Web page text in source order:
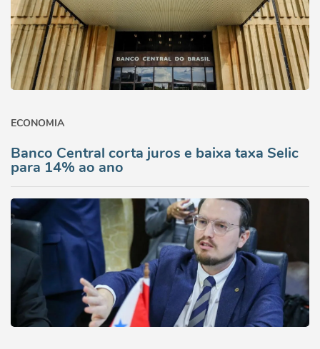
ECONOMIA
Banco Central corta juros e baixa taxa Selic
para 14% ao ano